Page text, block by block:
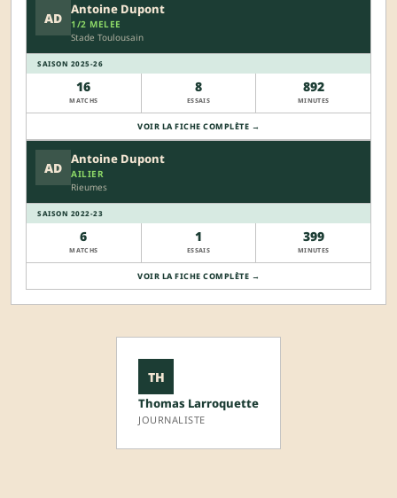
AD
Antoine Dupont
1/2 MELEE
Stade Toulousain
SAISON 2025-26
16
MATCHS
8
ESSAIS
892
MINUTES
VOIR LA FICHE COMPLÈTE →
AD
Antoine Dupont
AILIER
Rieumes
SAISON 2022-23
6
MATCHS
1
ESSAIS
399
MINUTES
VOIR LA FICHE COMPLÈTE →
TH
Thomas Larroquette
JOURNALISTE